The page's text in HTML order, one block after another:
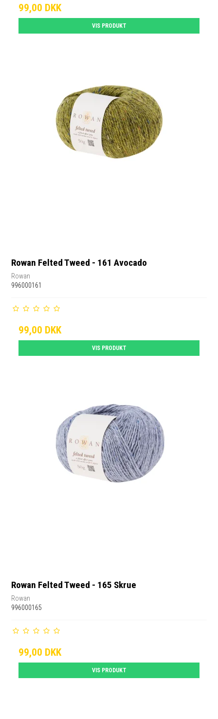
99,00 DKK
VIS PRODUKT
Rowan Felted Tweed - 161 Avocado
Rowan
996000161
99,00 DKK
VIS PRODUKT
Rowan Felted Tweed - 165 Skrue
Rowan
996000165
99,00 DKK
VIS PRODUKT